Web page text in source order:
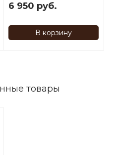
6 950 руб.
В корзину
товары